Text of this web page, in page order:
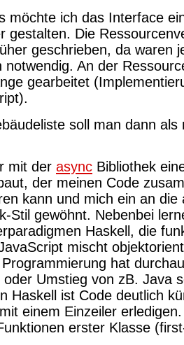
möchte ich das Interface
gestalten. Die
geschrieben, da waren
notwendig. An der
gearbeitet
soll man dann als
mit der async Bibliothek
der meinen Code
kann und mich ein an
Stil gewöhnt. Nebenbei
Haskell, die
mischt
hat
oder Umstieg von zB. Java
Haskell ist Code deutlich
einem Einzeiler
erster Klasse